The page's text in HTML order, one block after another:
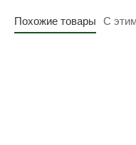
Похожие товары С